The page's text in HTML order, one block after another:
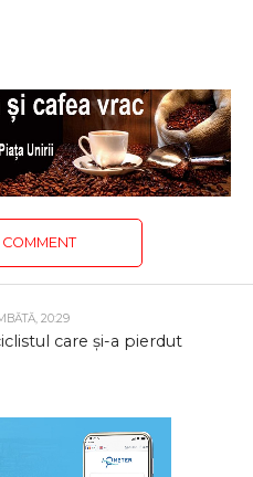
COMMENT
20:29
care și-a pierdut